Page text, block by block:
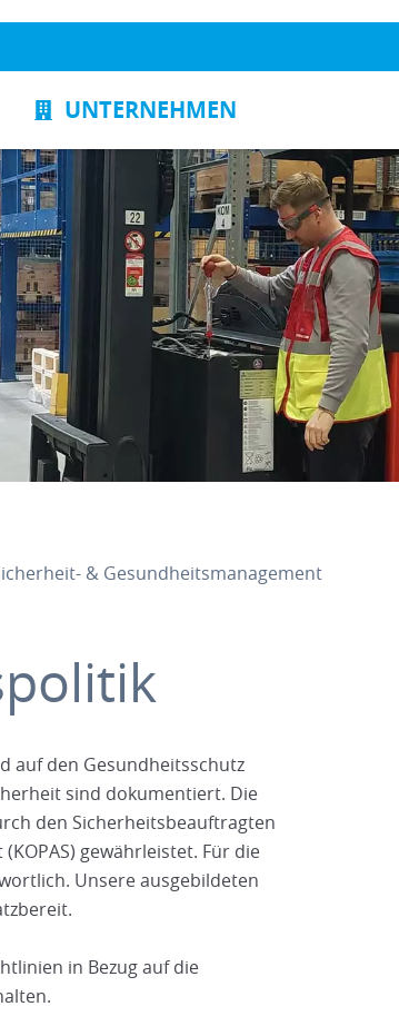
UNTERNEHMEN
& Gesundheitsmanagement
auf den Gesundheitsschutz
sind dokumentiert. Die
den Sicherheitsbeauftragten
gewährleistet. Für die
Unsere ausgebildeten
in Bezug auf die